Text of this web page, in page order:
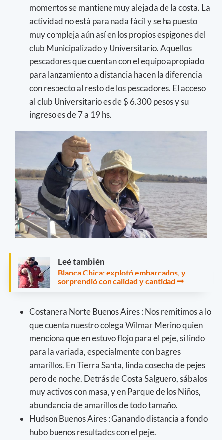
momentos se mantiene muy alejada de la costa. La
actividad no está para nada fácil y se ha puesto
muy compleja aún así en los propios espigones del
club Municipalizado y Universitario. Aquellos
pescadores que cuentan con el equipo apropiado
para lanzamiento a distancia hacen la diferencia
con respecto al resto de los pescadores. El acceso
al club Universitario es de $ 6.300 pesos y su
ingreso es de 7 a 19 hs.
Leé también
Blanca Chica: explotó embarcados, y
sorprendió con calidad y cantidad
Costanera Norte Buenos Aires : Nos remitimos a lo
que cuenta nuestro colega Wilmar Merino quien
menciona que en estuvo flojo para el peje, si lindo
para la variada, especialmente con bagres
amarillos. En Tierra Santa, linda cosecha de pejes
pero de noche. Detrás de Costa Salguero, sábalos
muy activos con masa, y en Parque de los Niños,
abundancia de amarillos de todo tamaño.
Hudson Buenos Aires : Ganando distancia a fondo
hubo buenos resultados con el peje.